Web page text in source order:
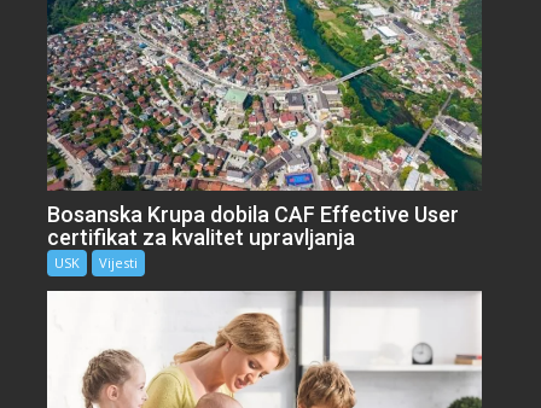
Bosanska Krupa dobila CAF Effective User
certifikat za kvalitet upravljanja
USK Vijesti